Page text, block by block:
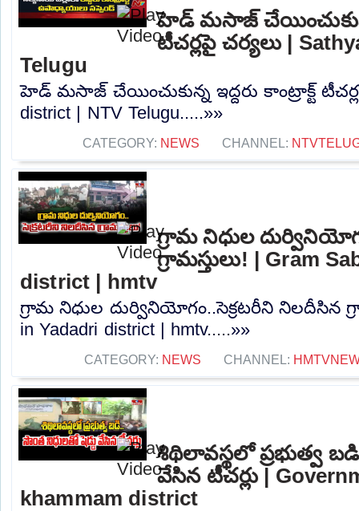
హెడ్ మసాజ్ చేయించుకున్న
టీచర్లపై చర్యలు |
Telugu
హెడ్ మసాజ్ చేయించుకున్న ఇద్దరు కాంట్రాక్ట్
district | NTV Telugu.....»»
CATEGORY: NEWS CHANNEL:
గ్రామ నిధుల
గ్రామస్తులు! | Gram
district | hmtv
గ్రామ నిధుల దుర్వినియోగం..సెక్రటరీని నిలదీసిన
in Yadadri district | hmtv.....»»
CATEGORY: NEWS CHANNEL:
శిథిలావస్థలో ప్రభుత్వ
వేసిన టీచర్లు |
khammam district